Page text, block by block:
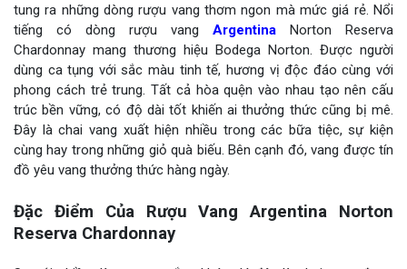
tung ra những dòng rượu vang thơm ngon mà mức giá rẻ. Nổi
tiếng có dòng rượu vang Argentina Norton Reserva
Chardonnay mang thương hiệu Bodega Norton. Được người
dùng ca tụng với sắc màu tinh tế, hương vị độc đáo cùng với
phong cách trẻ trung. Tất cả hòa quện vào nhau tạo nên cấu
trúc bền vững, có độ dài tốt khiến ai thưởng thức cũng bị mê.
Đây là chai vang xuất hiện nhiều trong các bữa tiệc, sự kiện
cùng hay trong những giỏ quà biếu. Bên cạnh đó, vang được tín
đồ yêu vang thưởng thức hàng ngày.
Đặc Điểm Của Rượu Vang Argentina Norton
Reserva Chardonnay